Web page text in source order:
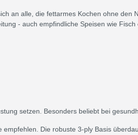
an alle, die fettarmes Kochen ohne den
- auch empfindliche Speisen wie Fisch
setzen. Besonders beliebt bei
Die robuste 3-ply Basis